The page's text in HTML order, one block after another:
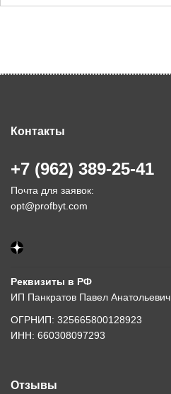
Контакты
+7 (962) 389-25-41
Почта для заявок:
opt@profbyt.com
Реквизиты в РФ
ИП Панкратов Павел Анатольевич
ОГРНИП: 325665800128923
ИНН: 660308097293
Отзывы